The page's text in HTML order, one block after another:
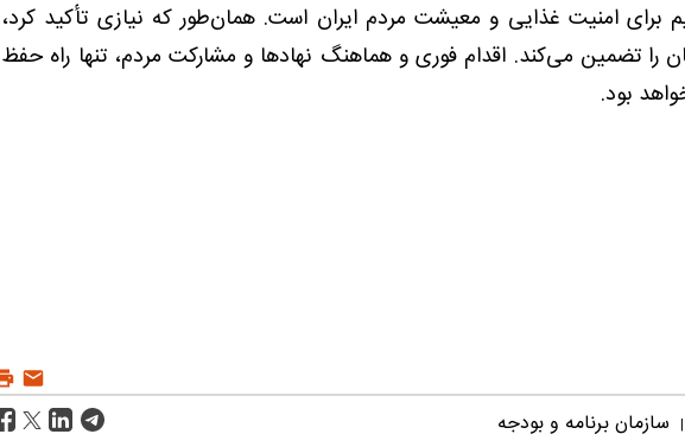
امنیت غذایی و معیشت مردم ایران است. همان‌طور که نیازی تأکید کرد،
را تضمین می‌کند. اقدام فوری و هماهنگ نهادها و مشارکت مردم، تنها راه حفظ
بود.
| سازمان برنامه و بودجه